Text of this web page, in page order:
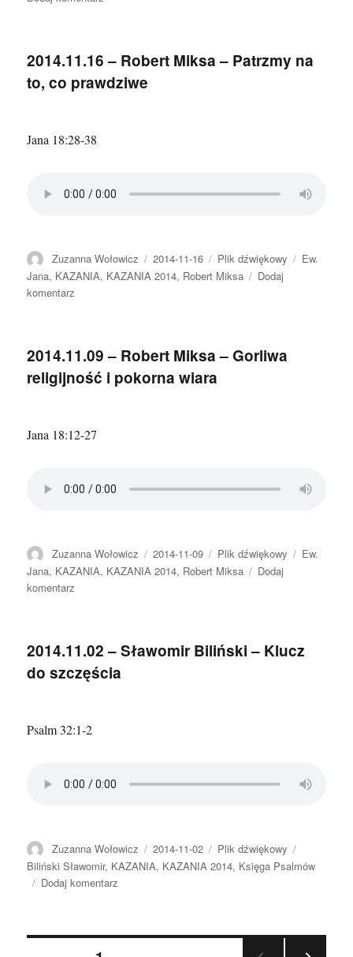
Brownd
–
2014.11.16 – Robert Miksa – Patrzmy na
to, co prawdziwe
Jana 18:28-38
Autor
Zuzanna Wołowicz
Data
publikacji
2014-11-16 Format
Plik dźwiękowy Kategorie
Ew.
Jana, KAZANIA, KAZANIA 2014, Robert Miksa
Dodaj
komentarz
Miksa
–
co
2014.11.09 – Robert Miksa – Gorliwa
religijność i pokorna wiara
Jana 18:12-27
Autor
Zuzanna Wołowicz
Data
publikacji
2014-11-09 Format
Plik dźwiękowy Kategorie
Ew.
Jana, KAZANIA, KAZANIA 2014, Robert Miksa
Dodaj
komentarz
Miksa
–
Gorliwa
pokorna
2014.11.02 – Sławomir Biliński – Klucz
do szczęścia
Psalm 32:1-2
Autor
Zuzanna Wołowicz
Data
publikacji
2014-11-02 Format
Plik dźwiękowy
Biliński Sławomir, KAZANIA, KAZANIA 2014, Księga Psalmów
Dodaj komentarz
Sławomir